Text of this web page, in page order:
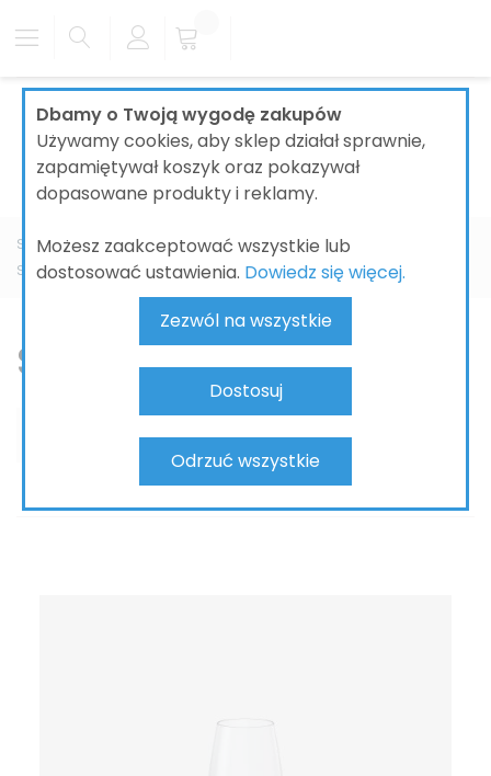
Dbamy o Twoją wygodę zakupów
Używamy cookies, aby sklep działał sprawnie,
zapamiętywał koszyk oraz pokazywał
dopasowane produkty i reklamy.
Możesz zaakceptować wszystkie lub
dostosować ustawienia. Dowiedz się więcej.
Zezwól na wszystkie
Dostosuj
Odrzuć wszystkie
Strona główna KUCHNIA
ZASTAWY KUCHENNE
Szklanki i kieliszki
Szklanki do Piwa
Szklanki do Piwa